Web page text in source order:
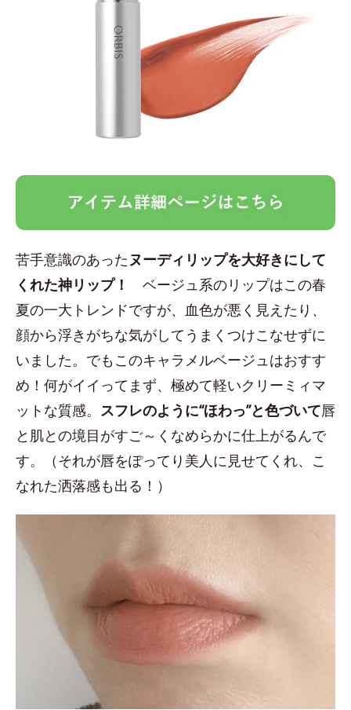
苦手意識のあったヌーディリップを大好きにして
くれた神リップ！
ベージュ系のリップはこの春
夏の一大トレンドですが、血色が悪く見えたり、
顔から浮きがちな気がしてうまくつけこなせずに
いました。でもこのキャラメルベージュはおすす
め！何がイイってまず、極めて軽いクリーミィマ
ットな質感。 スフレのように“ほわっ”と色づいて唇
と肌との境目がすご～くなめらかに仕上がるんで
す。（それが唇をぽってり美人に見せてくれ、こ
なれた洒落感も出る！）